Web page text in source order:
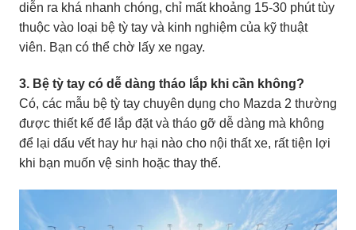
diễn ra khá nhanh chóng, chỉ mất khoảng 15-30 phút tùy
thuộc vào loại bệ tỳ tay và kinh nghiệm của kỹ thuật
viên. Bạn có thể chờ lấy xe ngay.
3. Bệ tỳ tay có dễ dàng tháo lắp khi cần không?
Có, các mẫu bệ tỳ tay chuyên dụng cho Mazda 2 thường
được thiết kế để lắp đặt và tháo gỡ dễ dàng mà không
để lại dấu vết hay hư hại nào cho nội thất xe, rất tiện lợi
khi bạn muốn vệ sinh hoặc thay thế.